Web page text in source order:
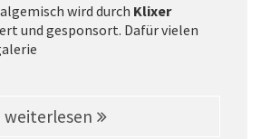
wird durch Klixer
und gesponsort. Dafür vielen
weiterlesen